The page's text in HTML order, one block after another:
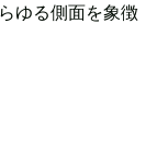
ゆる側面を象徴